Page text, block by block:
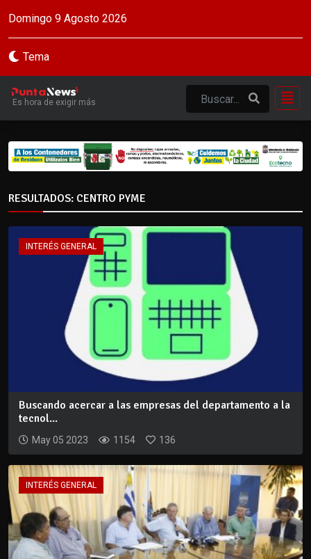
Domingo 9 Agosto 2026
Tema
Es hora de exigir más
RESULTADOS: CENTRO PYME
INTERÉS GENERAL
Buscando acercar a las empresas del departamento a la
tecnol...
May 05 2023 1154 136
INTERÉS GENERAL